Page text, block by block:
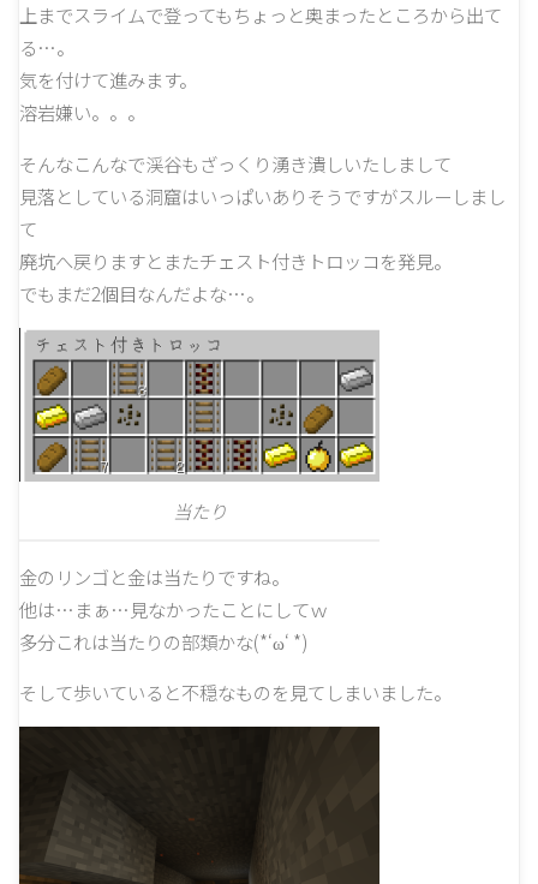
上までスライムで登ってもちょっと奥まったところから出て
る…。
気を付けて進みます。
溶岩嫌い。。。
そんなこんなで渓谷もざっくり湧き潰しいたしまして
見落としている洞窟はいっぱいありそうですがスルーしまし
て
廃坑へ戻りますとまたチェスト付きトロッコを発見。
でもまだ2個目なんだよな…。
当たり
金のリンゴと金は当たりですね。
他は…まぁ…見なかったことにしてｗ
多分これは当たりの部類かな(*‘ω‘ *)
そして歩いていると不穏なものを見てしまいました。